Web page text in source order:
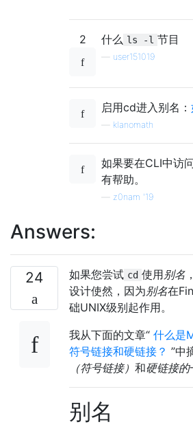
2 什么 ls -l 节目
user151019
启用cd进入别名：
klanomath
如果要在CLI中访
有帮助。
z0nam '19
Answers:
24 如果您尝试 cd 使用别名
设计使然，因为别名在
础UNIX级别起作用。
我从下面的文章“ 什么是
符号链接和硬链接？ ”中
（符号链接） 和硬链接的
别名